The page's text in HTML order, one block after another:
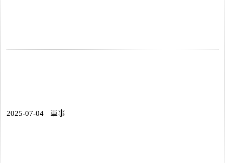
2025-07-04 軍事